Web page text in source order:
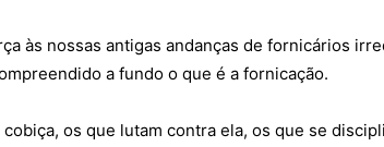
às nossas antigas andanças de fornicários
a fundo o que é a fornicação.
os que lutam contra ela, os que se